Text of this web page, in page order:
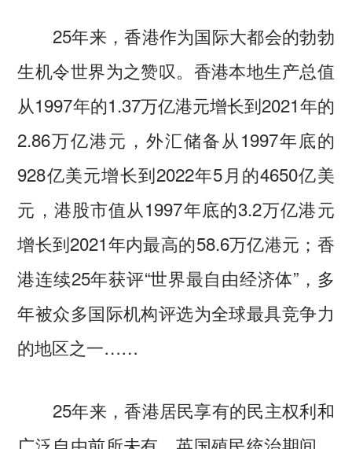
25年来，香港作为国际大都会的勃勃
生机令世界为之赞叹。香港本地生产总值
从1997年的1.37万亿港元增长到2021年的
2.86万亿港元，外汇储备从1997年底的
928亿美元增长到2022年5月的4650亿美
元，港股市值从1997年底的3.2万亿港元
增长到2021年内最高的58.6万亿港元；香
港连续25年获评“世界最自由经济体”，多
年被众多国际机构评选为全球最具竞争力
的地区之一……
25年来，香港居民享有的民主权利和